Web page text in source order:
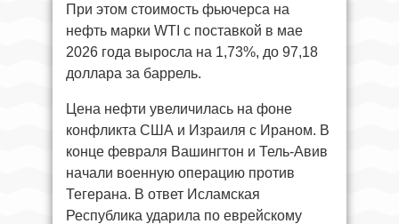
При этом стоимость фьючерса на
нефть марки WTI с поставкой в мае
2026 года выросла на 1,73%, до 97,18
доллара за баррель.
Цена нефти увеличилась на фоне
конфликта США и Израиля с Ираном. В
конце февраля Вашингтон и Тель-Авив
начали военную операцию против
Тегерана. В ответ Исламская
Республика ударила по еврейскому